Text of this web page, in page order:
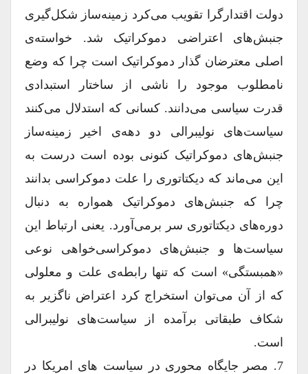
دولت اقتدارگرا تقویب می‌کرد زمینه‌ساز شکل‌گیری
جنبش‌های اعتراضی دموکراتیک شد. خواسته‌ی
اصلی معترضان گذار دموکراتیک است چرا که وضع
نامطلوب موجود را ناشی از ساختار استبدادی
قدرت سیاسی می‌دانند. کسانی که استدلال می‌کنند
سیاست‌های نولیبرالی دو دهه‌ی اخیر زمینه‌ساز
جنبش‌های دموکراتیک کنونی بوده است درست به
این می‌ماند که دیکتاتوری را علت دموکراسی بدانند
چرا که جنبش‌های دموکراتیک همواره به دنبال
دوره‌های دیکتاتوری سر برمی‌آورد. یعنی ارتباط این
سیاست‌ها و جنبش‌های دموکراسی‌خواهی نوعی
«همبستگی» است که تنها رابطه‌ی علت و معلولی
که از آن می‌توان استخراج کرد اعتراض ناگزیر به
شکاف طبقاتی برآمده از سیاست‌های نولیبرالی
است.
7. مصر جایگاه محوری در سیاست های امریکا در